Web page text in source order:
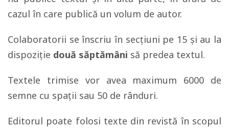
cazul în care publică un volum de autor.
Colaboratorii se înscriu în secțiuni pe 15 și au la
dispoziție două săptămâni să predea textul.
Textele trimise vor avea maximum 6000 de
semne cu spații sau 50 de rânduri.
Editorul poate folosi texte din revistă în scopul